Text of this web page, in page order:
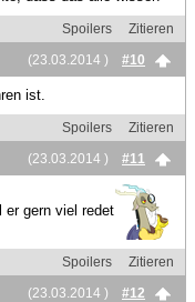
Spoilers
Zitieren
(23.03.2014 )
#10
ist.
Spoilers
Zitieren
(23.03.2014 )
#11
er gern viel redet
Spoilers
Zitieren
(23.03.2014 )
#12